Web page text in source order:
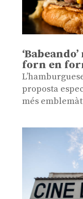
forn en
proposta
més